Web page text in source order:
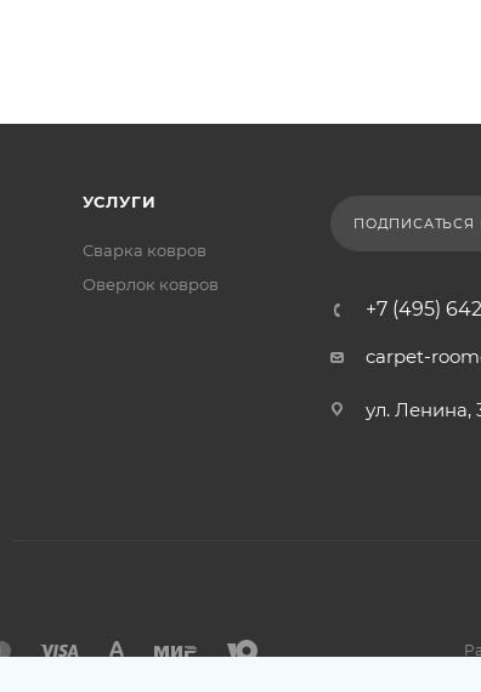
УСЛУГИ
Сварка ковров
Оверлок ковров
ПОДПИСАТЬСЯ
+7 (495)
carpet-
ул. Ленина,